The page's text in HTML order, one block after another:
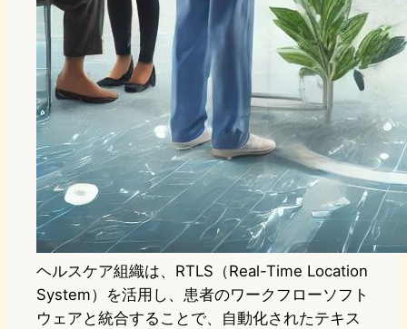
ヘルスケア組織は、RTLS（Real-Time Location
System）を活用し、患者のワークフローソフト
ウェアと統合することで、自動化されたテキス